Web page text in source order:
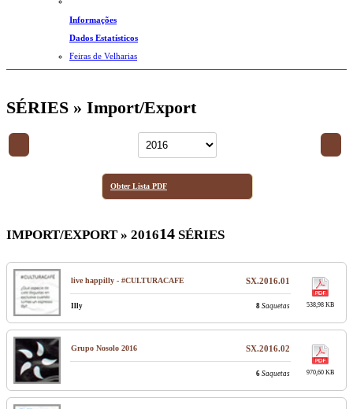
Informações
Dados Estatísticos
Feiras de Velharias
SÉRIES » Import/Export
Obter Lista PDF
IMPORT/EXPORT » 201614 SÉRIES
live happilly - #CULTURACAFE SX.2016.01
538,98 KB
Illy 8 Saquetas
Grupo Nosolo 2016 SX.2016.02
970,60 KB
6 Saquetas